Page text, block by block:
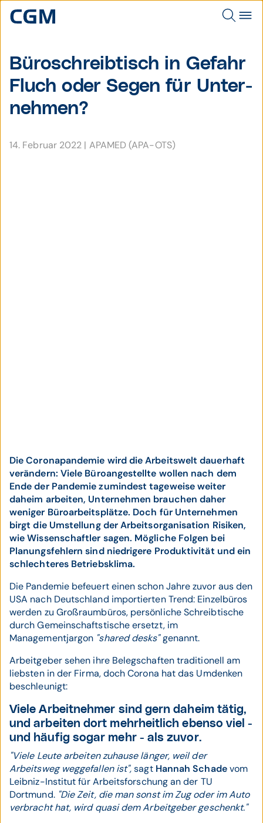
Büro­schreib­tisch in Gefahr
Fluch oder Segen für Unter­
nehmen?
14. Februar 2022 | APAMED (APA-OTS)
Die Coronapandemie wird die Arbeitswelt dauerhaft
verändern: Viele Büroangestellte wollen nach dem
Ende der Pandemie zumindest tageweise weiter
daheim arbeiten, Unternehmen brauchen daher
weniger Büroarbeitsplätze. Doch für Unternehmen
birgt die Umstellung der Arbeitsorganisation Risiken,
wie Wissenschaftler sagen. Mögliche Folgen bei
Planungsfehlern sind niedrigere Produktivität und ein
schlechteres Betriebsklima.
Die Pandemie befeuert einen schon Jahre zuvor aus den
USA nach Deutschland importierten Trend: Einzelbüros
werden zu Großraumbüros, persönliche Schreibtische
durch Gemeinschaftstische ersetzt, im
Managementjargon "shared desks"genannt.
Arbeitgeber sehen ihre Belegschaften traditionell am
liebsten in der Firma, doch Corona hat das Umdenken
beschleunigt:
Viele Arbeitnehmer sind gern daheim tätig,
und arbeiten dort mehrheitlich ebenso viel -
und häufig sogar mehr - als zuvor.
"Viele Leute arbeiten zuhause länger, weil der
Arbeitsweg weggefallen ist",sagt Hannah Schadevom
Leibniz-Institut für Arbeitsforschung an der TU
Dortmund. "Die Zeit, die man sonst im Zug oder im Auto
verbracht hat, wird quasi dem Arbeitgeber geschenkt."